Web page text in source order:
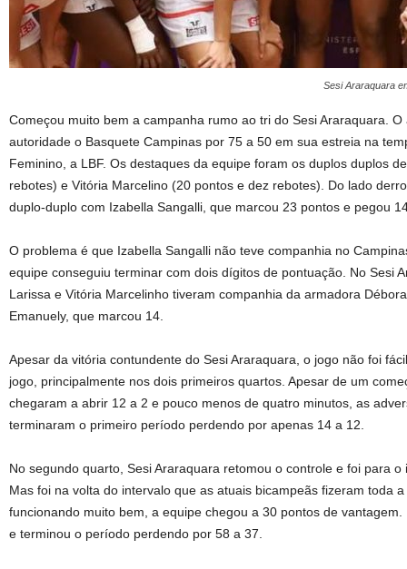
Sesi Araraquara
Começou muito bem a campanha rumo ao tri do Sesi Araraquara.
autoridade o Basquete Campinas por 75 a 50 em sua estreia na
Feminino, a LBF. Os destaques da equipe foram os duplos duplos
rebotes) e Vitória Marcelino (20 pontos e dez rebotes). Do lado
duplo-duplo com Izabella Sangalli, que marcou 23 pontos e pegou
O problema é que Izabella Sangalli não teve companhia no
equipe conseguiu terminar com dois dígitos de pontuação. No Sesi
Larissa e Vitória Marcelinho tiveram companhia da armadora
Emanuely, que marcou 14.
Apesar da vitória contundente do Sesi Araraquara, o jogo não foi
jogo, principalmente nos dois primeiros quartos. Apesar de um
chegaram a abrir 12 a 2 e pouco menos de quatro minutos, as
terminaram o primeiro período perdendo por apenas 14 a 12.
No segundo quarto, Sesi Araraquara retomou o controle e foi para
Mas foi na volta do intervalo que as atuais bicampeãs fizeram toda
funcionando muito bem, a equipe chegou a 30 pontos de
e terminou o período perdendo por 58 a 37.